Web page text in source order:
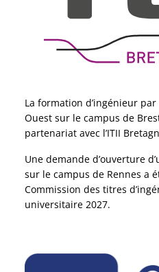
La formation d’ingénieur par
Ouest sur le campus de
partenariat avec l’ITII
Une demande d’ouverture
sur le campus de Rennes a
Commission des titres
universitaire 2027.